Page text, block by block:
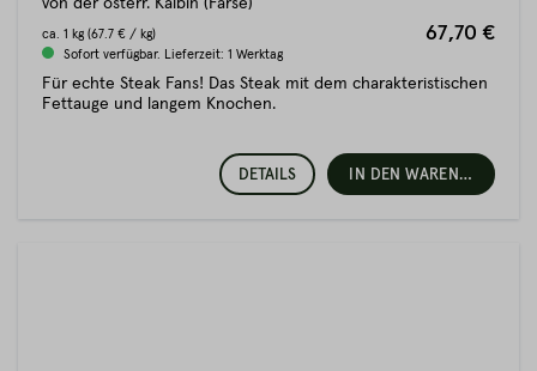
von der österr. Kalbin (Färse)
ca. 1 kg (67.7 € / kg) 67,70 €
Sofort verfügbar. Lieferzeit: 1 Werktag
Für echte Steak Fans! Das Steak mit dem charakteristischen
Fettauge und langem Knochen.
DETAILS IN DEN WARENKORB